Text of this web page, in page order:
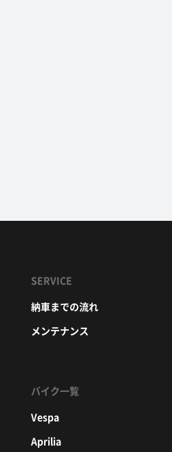
SERVICE
納車までの流れ
メンテナンス
バイク一覧
Vespa
Aprilia